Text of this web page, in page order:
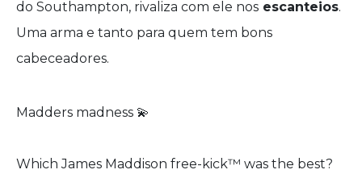
do Southampton, rivaliza com ele nos escanteios.
Uma arma e tanto para quem tem bons
cabeceadores.
Madders madness 💫
Which James Maddison free-kick™ was the best?